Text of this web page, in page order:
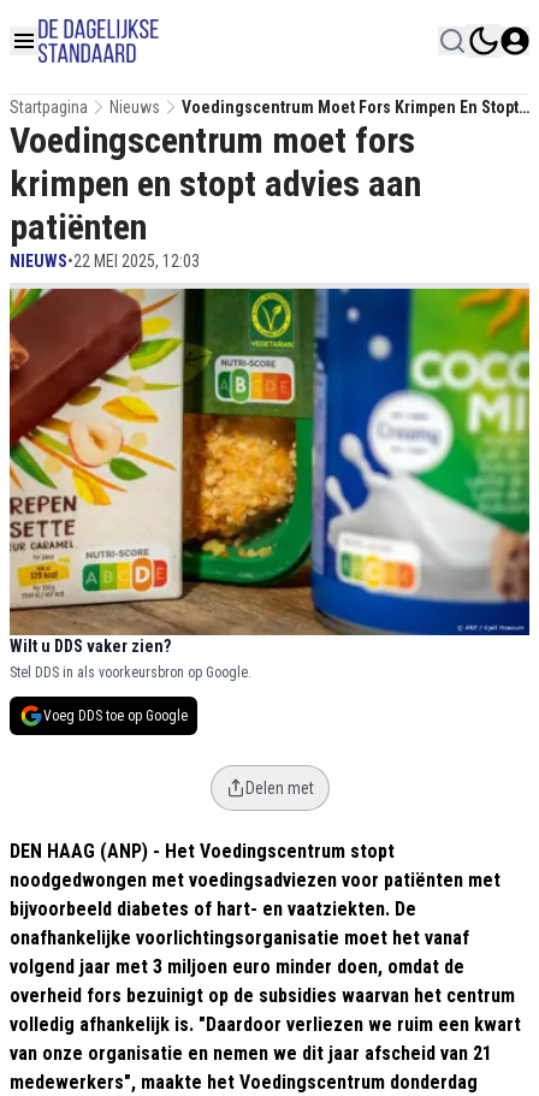
Startpagina Nieuws
Voedingscentrum Moet Fors Krimpen En Stopt
Advies Aan Patiënten
Voedingscentrum moet fors
krimpen en stopt advies aan
patiënten
NIEUWS•22 MEI 2025, 12:03
Wilt u DDS vaker zien?
Stel DDS in als voorkeursbron op Google.
Voeg DDS toe op Google
Delen met
DEN HAAG (ANP) - Het Voedingscentrum stopt
noodgedwongen met voedingsadviezen voor patiënten met
bijvoorbeeld diabetes of hart- en vaatziekten. De
onafhankelijke voorlichtingsorganisatie moet het vanaf
volgend jaar met 3 miljoen euro minder doen, omdat de
overheid fors bezuinigt op de subsidies waarvan het centrum
volledig afhankelijk is. "Daardoor verliezen we ruim een kwart
van onze organisatie en nemen we dit jaar afscheid van 21
medewerkers", maakte het Voedingscentrum donderdag